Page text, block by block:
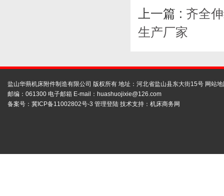
上一篇 : 齐全
生产厂家
盐山华蒴机床附件制造有限公司 版权所有 地址：河北省盐山县东大街15号 网站
邮编：061300 电子邮箱 E-mail： huashuojixie@126.com
备案号： 冀ICP备11002802号-3 管理登陆 技术支持： 机床商务网